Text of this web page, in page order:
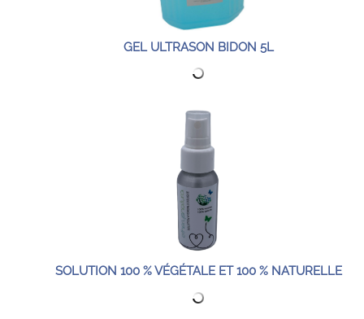
GEL ULTRASON BIDON 5L
SOLUTION 100 % VÉGÉTALE ET 100 % NATURELLE